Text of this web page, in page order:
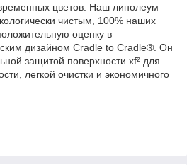
цветов. Наш линолеум
чистым, 100% наших
оценку в
дизайном Cradle to Cradle®. Он
защитой поверхности xf² для
легкой очистки и экономичного